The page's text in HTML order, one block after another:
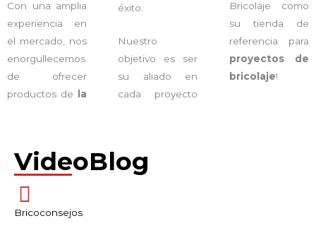
Con una amplia
experiencia en
el mercado, nos
enorgullecemos
de ofrecer
productos de
la
éxito.
Nuestro
objetivo es ser
su aliado en
cada proyecto
Bricolaje como
su tienda de
referencia para
proyectos de
bricolaje!
VideoBlog
Bricoconsejos